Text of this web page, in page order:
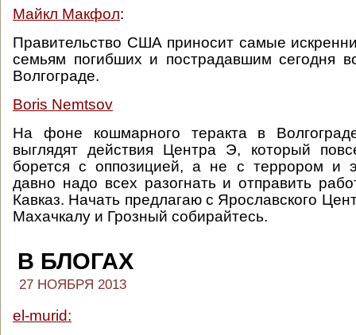
Майкл Макфол:
Правительство США приносит самые
семьям погибших и пострадавшим сегодня
Волгограде.
Boris Nemtsov
На фоне кошмарного теракта в
выглядят действия Центра Э, который
борется с оппозицией, а не с террором и
давно надо всех разогнать и отправить
Кавказ. Начать предлагаю с Ярославского
Махачкалу и Грозный собирайтесь.
В БЛОГАХ
27 НОЯБРЯ 2013
el-murid: